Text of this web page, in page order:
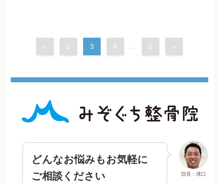
« 2 3 4 ... 6 »
院長：溝口
どんなお悩みもお気軽に
ご相談ください